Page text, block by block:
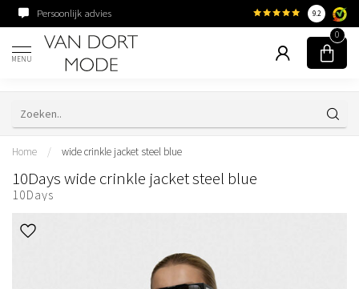
Persoonlijk advies Familiebedrijf sinds
9.2
MENU
0
Home / wide crinkle jacket steel blue
10Days wide crinkle jacket steel blue
10Days